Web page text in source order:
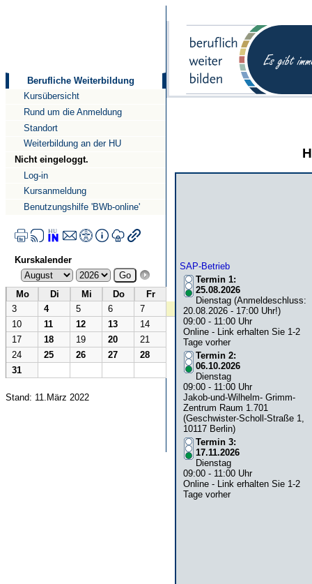
Berufliche Weiterbildung
Kursübersicht
Rund um die Anmeldung
Standort
Weiterbildung an der HU
Nicht eingeloggt.
Log-in
Kursanmeldung
Benutzungshilfe 'BWb-online'
Kurskalender
Mo Di Mi Do
Fr
3
4 5 6
7
10
11 12 13
14
17
18 19 20
21
24
25 26 27
28
31
Stand: 11.März 2022
SAP-Betrieb
Termin 1:
25.08.2026
Dienstag (Anmeldeschluss:
20.08.2026 - 17:00 Uhr!)
09:00 - 11:00 Uhr
Online - Link erhalten Sie 1-2
Tage vorher
Termin 2:
06.10.2026
Dienstag
09:00 - 11:00 Uhr
Jakob-und-Wilhelm- Grimm-
Zentrum Raum 1.701
(Geschwister-Scholl-Straße 1,
10117 Berlin)
Termin 3:
17.11.2026
Dienstag
09:00 - 11:00 Uhr
Online - Link erhalten Sie 1-2
Tage vorher